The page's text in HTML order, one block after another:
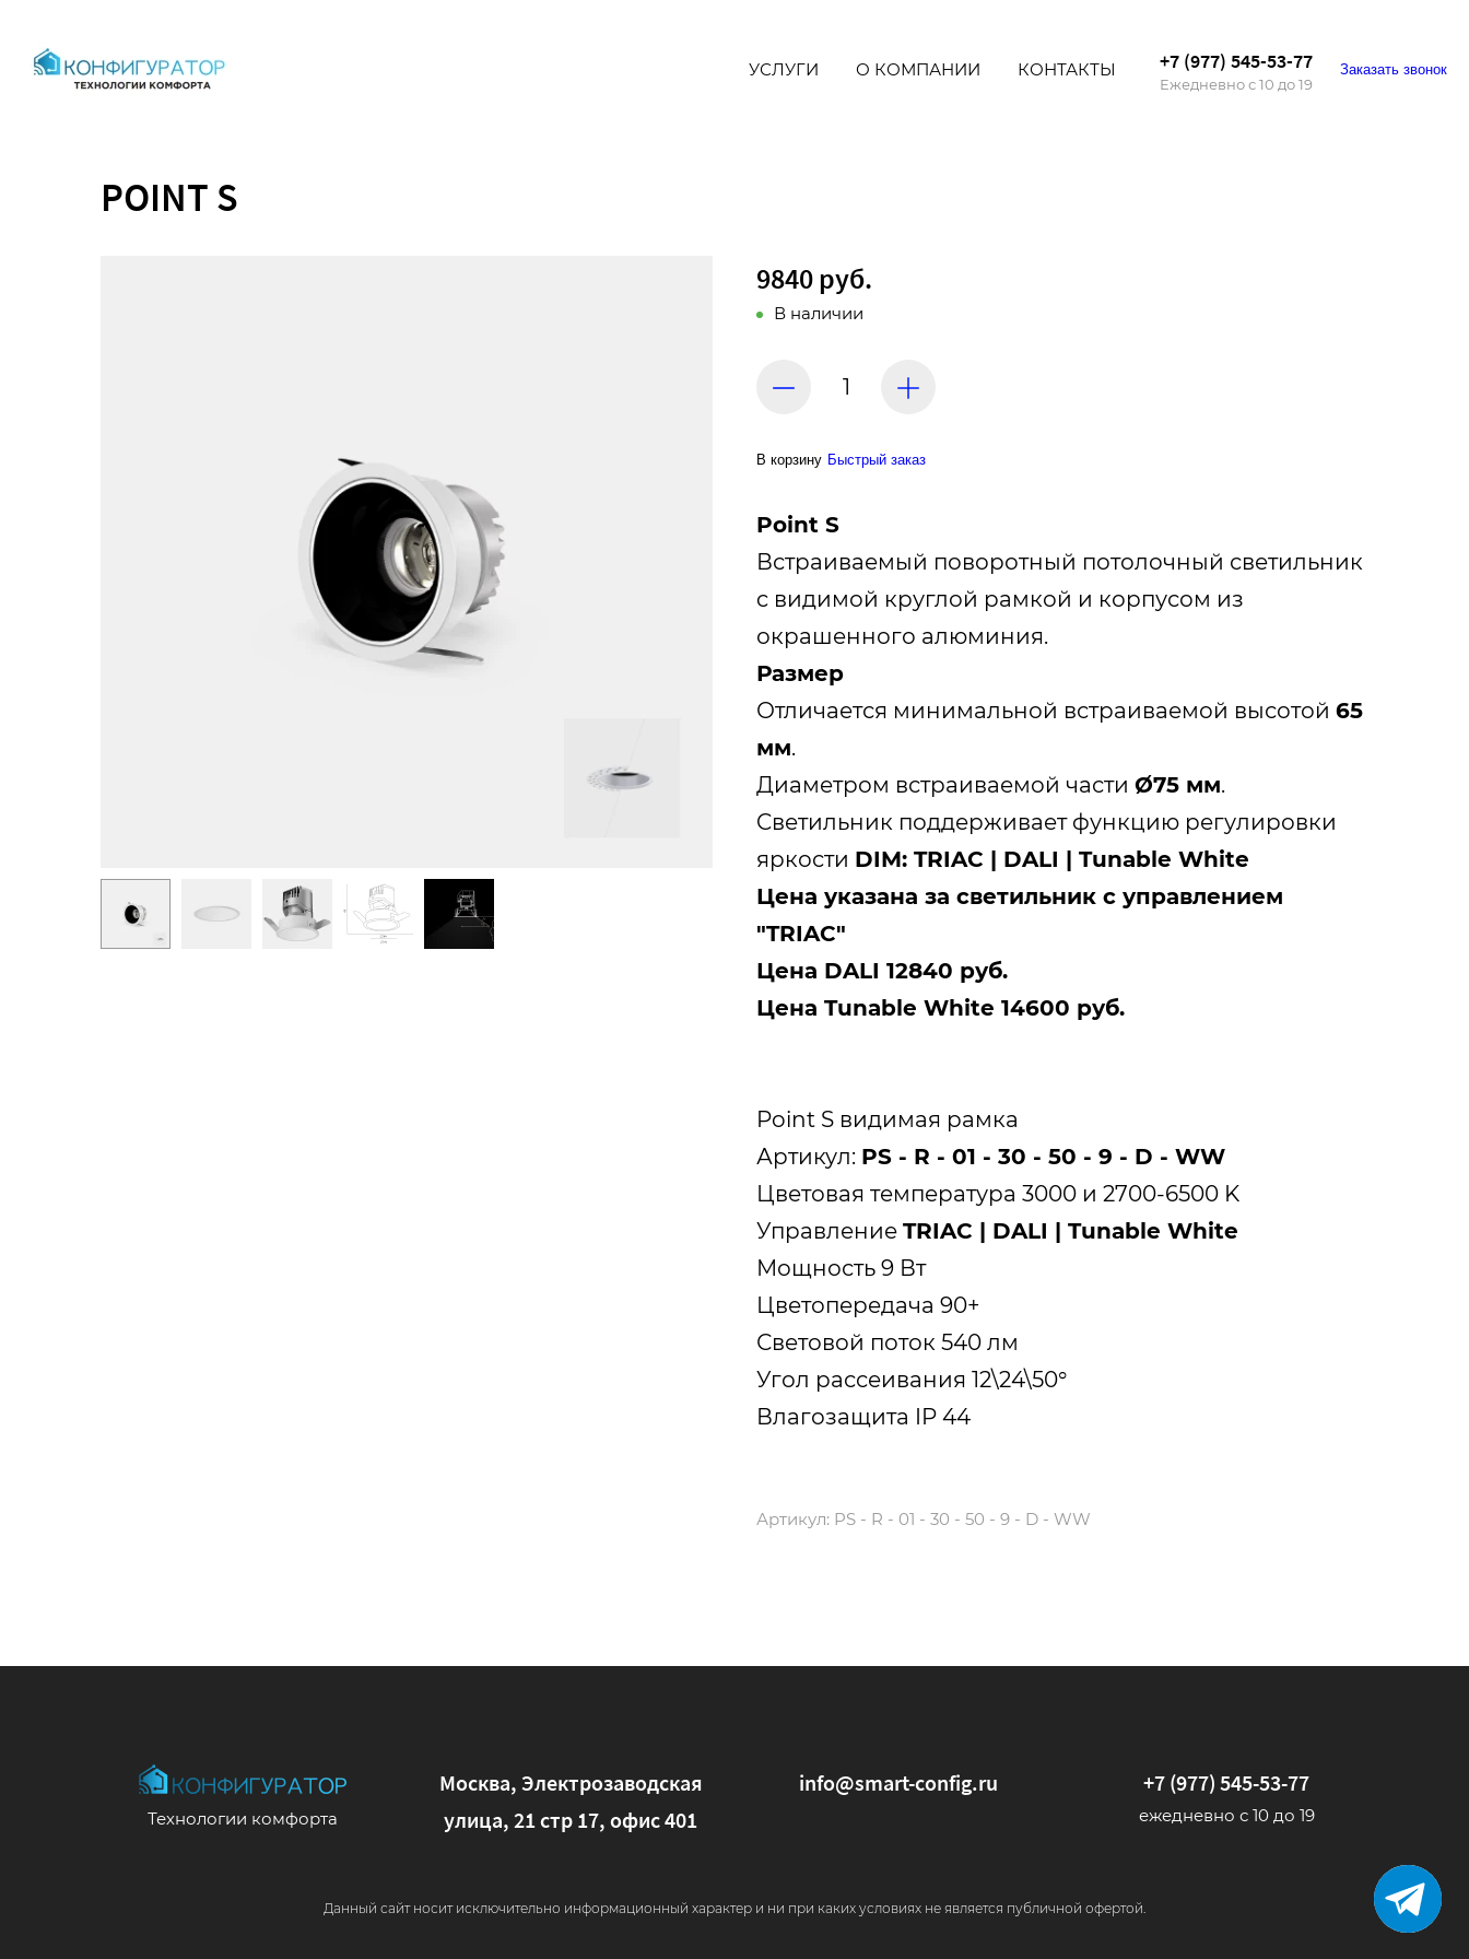
УСЛУГИ О КОМПАНИИ КОНТАКТЫ +7 (977) 545-53-77
Ежедневно с 10 до 19
Заказать звонок
POINT S
9840 руб.
В наличии
В корзину Быстрый заказ
Point S
Встраиваемый поворотный потолочный светильник
c видимой круглой рамкой и корпусом из
окрашенного алюминия.
Размер
Отличается минимальной встраиваемой высотой 65
мм.
Диаметром встраиваемой части Ø75 мм.
Cветильник поддерживает функцию регулировки
яркости DIM: TRIAC | DALI | Tunable White
Цена указана за светильник с управлением
"TRIAC"
Цена DALI 12840 руб.
Цена Tunable White 14600 руб.
Point S видимая рамка
Артикул: PS - R - 01 - 30 - 50 - 9 - D - WW
Цветовая температура 3000 и 2700-6500 K
Управление TRIAC | DALI | Tunable White
Мощность 9 Вт
Цветопередача 90+
Световой поток 540 лм
Угол рассеивания 12\24\50°
Влагозащита IP 44
Артикул: PS - R - 01 - 30 - 50 - 9 - D - WW
Технологии комфорта
Москва, Электрозаводская
улица, 21 стр 17, офис 401
info@smart-config.ru +7 (977) 545-53-77
ежедневно с 10 до 19
Данный сайт носит исключительно информационный характер и ни при каких условиях не является публичной офертой.